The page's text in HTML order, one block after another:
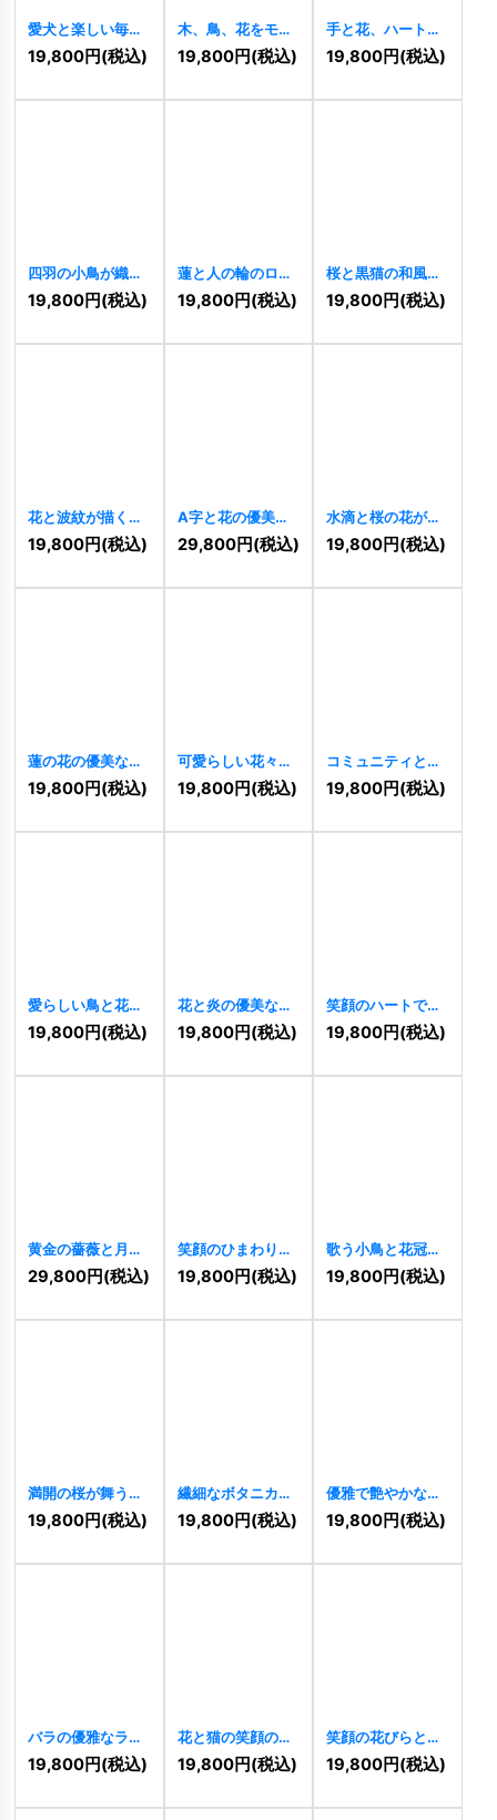
愛犬と楽しい毎日
ロゴ[11285]
19,800円(税込)
木、鳥、花をモチ
ーフにしたロゴ
11283 ]
19,800円(税込)
手と花、ハートが
奏でる慈愛と癒し
のロゴ [ 11267]
19,800円(税込)
四羽の小鳥が織り
なす調和のカラフ
ルロゴ [ 11261]
19,800円(税込)
蓮と人の輪のロゴ
[11256]
19,800円(税込)
桜と黒猫の和風モ
ダンロゴ[11213]
19,800円(税込)
花と波紋が描く成
長と調和のロゴ
11206 ]
19,800円(税込)
A字と花の優美な
フラワーロゴ
11156
29,800円(税込)
水滴と桜の花が調
和する癒しのロゴ
11153 ]
19,800円(税込)
蓮の花の優美なロ
ゴ 11151]
19,800円(税込)
可愛らしい花々の
ロゴ[11130]
19,800円(税込)
コミュニティと成
長の葉っぱロゴ
11115
19,800円(税込)
愛らしい鳥と花冠
のロゴ[11080]
19,800円(税込)
花と炎の優美な輝
きロゴ [11076]
19,800円(税込)
笑顔のハートで綴
る幸福のクローバ
ーロゴ [ 11077]
19,800円(税込)
黄金の薔薇と月桂
樹のエレガントロ
[11066 ]
29,800円(税込)
笑顔のひまわりロ
ゴ[ 11067]
19,800円(税込)
歌う小鳥と花冠の
ハッピーロゴ
11052 ]
19,800円(税込)
満開の桜が舞う春
の樹木ロゴ
10425 ]
19,800円(税込)
繊細なボタニカル
フラワーの優美な
ロゴ 10418]
19,800円(税込)
優雅で艶やかなバ
ラのグラデーショ
ンロゴ [ 10400]
19,800円(税込)
バラの優雅なライ
ンアートロゴ
10380
19,800円(税込)
花と猫の笑顔のキ
ュートロゴ
10372 ]
19,800円(税込)
笑顔の花びらとカ
ラフルなコミュニ
ティロゴ 10307]
19,800円(税込)